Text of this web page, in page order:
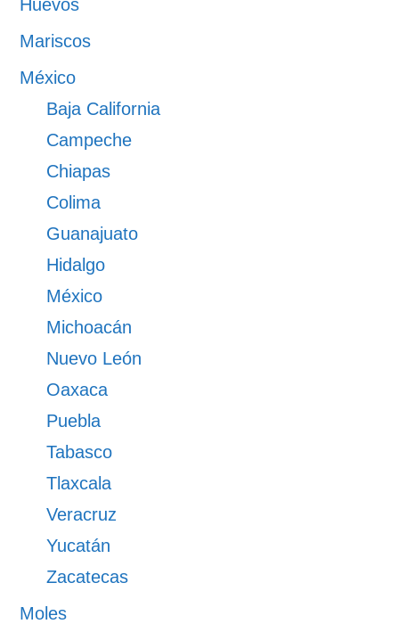
Huevos
Mariscos
México
Baja California
Campeche
Chiapas
Colima
Guanajuato
Hidalgo
México
Michoacán
Nuevo León
Oaxaca
Puebla
Tabasco
Tlaxcala
Veracruz
Yucatán
Zacatecas
Moles